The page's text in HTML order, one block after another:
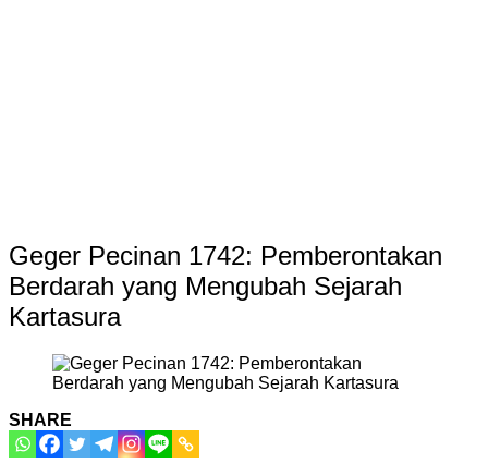
Geger Pecinan 1742: Pemberontakan
Berdarah yang Mengubah Sejarah
Kartasura
SHARE